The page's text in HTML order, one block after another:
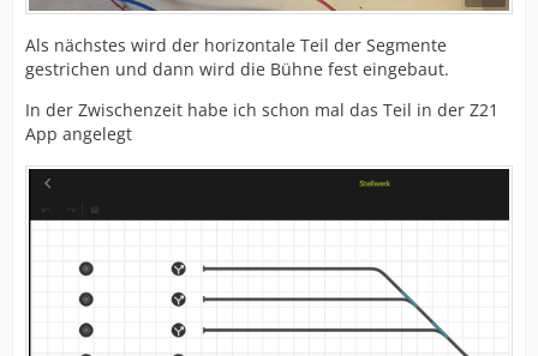
Als nächstes wird der horizontale Teil der Segmente
gestrichen und dann wird die Bühne fest eingebaut.
In der Zwischenzeit habe ich schon mal das Teil in der Z21
App angelegt